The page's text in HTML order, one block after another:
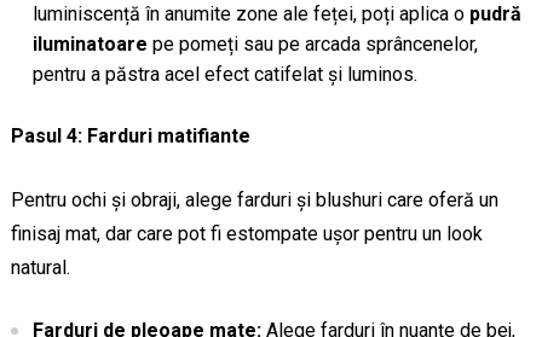
luminiscență în anumite zone ale feței, poți aplica o pudră
iluminatoare pe pomeți sau pe arcada sprâncenelor,
pentru a păstra acel efect catifelat și luminos.
Pasul 4: Farduri matifiante
Pentru ochi și obraji, alege farduri și blushuri care oferă un
finisaj mat, dar care pot fi estompate ușor pentru un look
natural.
Farduri de pleoape mate:Alege farduri în nuanțe de bej,